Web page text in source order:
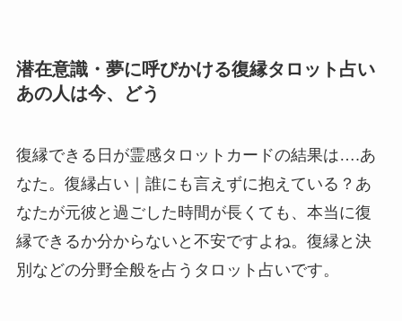
潜在意識・夢に呼びかける復縁タロット占い
あの人は今、どう
復縁できる日が霊感タロットカードの結果は….あ
なた。復縁占い｜誰にも言えずに抱えている？あ
なたが元彼と過ごした時間が長くても、本当に復
縁できるか分からないと不安ですよね。復縁と決
別などの分野全般を占うタロット占いです。